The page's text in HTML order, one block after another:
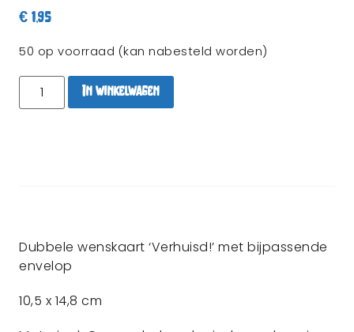
€ 1,95
50 op voorraad (kan nabesteld worden)
In winkelwagen
Dubbele wenskaart ‘Verhuisd!’ met bijpassende
envelop
10,5 x 14,8 cm